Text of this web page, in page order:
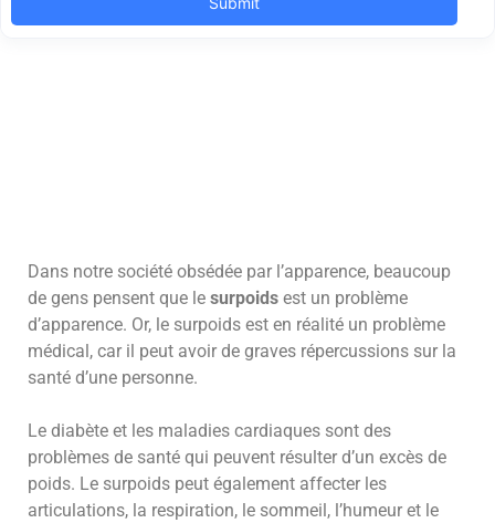
Dans notre société obsédée par l’apparence, beaucoup
de gens pensent que le surpoids est un problème
d’apparence. Or, le surpoids est en réalité un problème
médical, car il peut avoir de graves répercussions sur la
santé d’une personne.
Le diabète et les maladies cardiaques sont des
problèmes de santé qui peuvent résulter d’un excès de
poids. Le surpoids peut également affecter les
articulations, la respiration, le sommeil, l’humeur et le